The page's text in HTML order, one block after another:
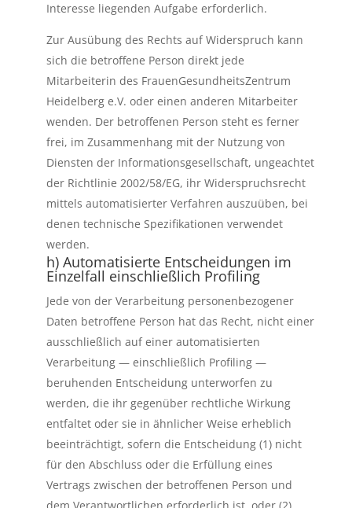
Interesse liegenden Aufgabe erforderlich.
Zur Ausübung des Rechts auf Widerspruch kann
sich die betroffene Person direkt jede
Mitarbeiterin des FrauenGesundheitsZentrum
Heidelberg e.V. oder einen anderen Mitarbeiter
wenden. Der betroffenen Person steht es ferner
frei, im Zusammenhang mit der Nutzung von
Diensten der Informationsgesellschaft, ungeachtet
der Richtlinie 2002/58/EG, ihr Widerspruchsrecht
mittels automatisierter Verfahren auszuüben, bei
denen technische Spezifikationen verwendet
werden.
h) Automatisierte Entscheidungen im
Einzelfall einschließlich Profiling
Jede von der Verarbeitung personenbezogener
Daten betroffene Person hat das Recht, nicht einer
ausschließlich auf einer automatisierten
Verarbeitung — einschließlich Profiling —
beruhenden Entscheidung unterworfen zu
werden, die ihr gegenüber rechtliche Wirkung
entfaltet oder sie in ähnlicher Weise erheblich
beeinträchtigt, sofern die Entscheidung (1) nicht
für den Abschluss oder die Erfüllung eines
Vertrags zwischen der betroffenen Person und